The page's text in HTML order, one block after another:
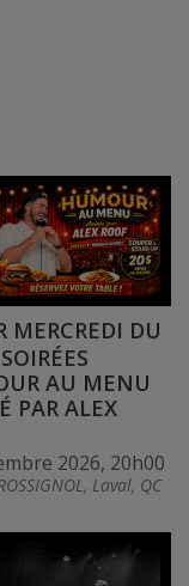
MERCREDI DU
AU MENU
PAR ALEX
2026, 20h00
Laval, QC